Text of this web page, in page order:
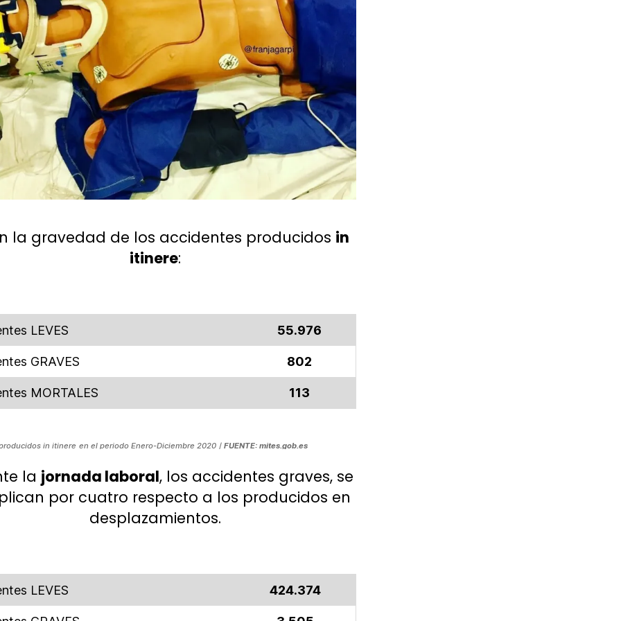
la gravedad de los accidentes producidos in
itinere:
LEVES 55.976
GRAVES 802
MORTALES 113
in itinere en el periodo Enero-Diciembre 2020 / FUENTE: mites.gob.es
la jornada laboral, los accidentes graves, se
por cuatro respecto a los producidos en
desplazamientos.
LEVES 424.374